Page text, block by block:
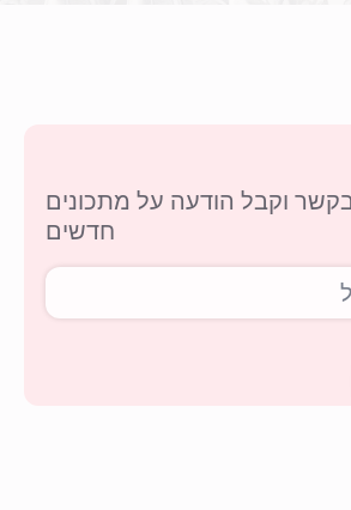
וקבל הודעה על מתכונים
חדשים